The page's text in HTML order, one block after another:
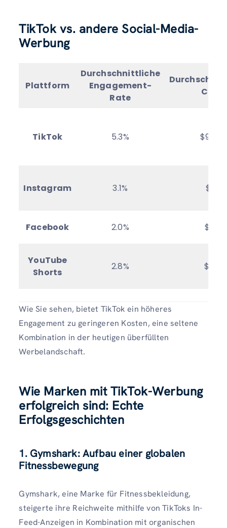
TikTok vs. andere Social-Media-
Werbung
Plattform
Durchschnittliche
Engagement-
Rate
CPM
TikTok 5.3% $9.20
Instagram 3.1% $11
Facebook 2.0% $13
YouTube
Shorts
2.8% $10
Wie Sie sehen, bietet TikTok ein höheres
Engagement zu geringeren Kosten, eine seltene
Kombination in der heutigen überfüllten
Werbelandschaft.
Wie Marken mit TikTok-Werbung
erfolgreich sind: Echte
Erfolgsgeschichten
1. Gymshark: Aufbau einer globalen
Fitnessbewegung
Gymshark, eine Marke für Fitnessbekleidung,
steigerte ihre Reichweite mithilfe von TikToks In-
Feed-Anzeigen in Kombination mit organischen